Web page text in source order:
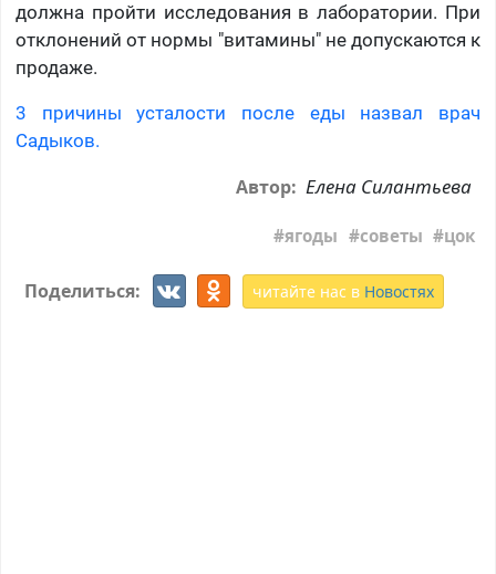
должна пройти исследования в лаборатории. При
отклонений от нормы "витамины" не допускаются к
продаже.
3 причины усталости после еды назвал врач
Садыков.
Автор: Елена Силантьева
ягоды советы цок
Поделиться: читайте нас в Новостях